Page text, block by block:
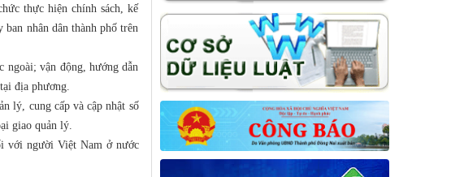
thực hiện chính sách, kế
nhân dân thành phố trên
vận động, hướng dẫn
địa phương.
lý, cung cấp và cập nhật số
giao quản lý.
với người Việt Nam ở nước